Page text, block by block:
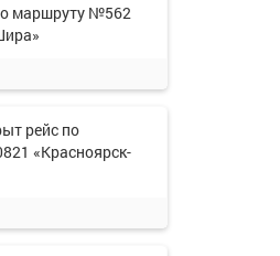
маршруту №562
рейс по
«Красноярск-